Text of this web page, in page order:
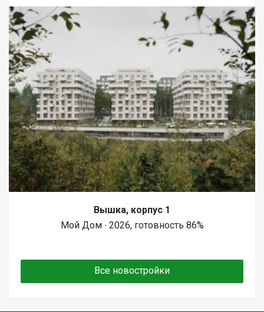
Вышка, корпус 1
Мой Дом ∙ 2026, готовность 86%
Все новостройки